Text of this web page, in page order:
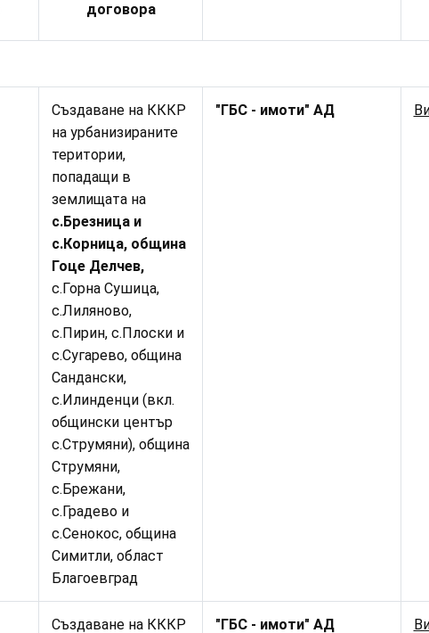
договора
Създаване на КККР
на урбанизираните
територии,
попадащи в
землищата на
с.Брезница и
с.Корница, община
Гоце Делчев,
с.Горна Сушица,
с.Лиляново,
с.Пирин, с.Плоски и
с.Сугарево, община
Сандански,
с.Илинденци (вкл.
общински център
с.Струмяни), община
Струмяни,
с.Брежани,
с.Градево и
с.Сенокос, община
Симитли, област
Благоевград
"ГБС - имоти" АД
Създаване на КККР
"ГБС - имоти" АД